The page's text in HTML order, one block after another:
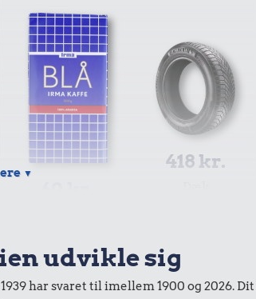
418 kr.
▼
udvikle sig
har svaret til imellem 1900 og 2026. Dit